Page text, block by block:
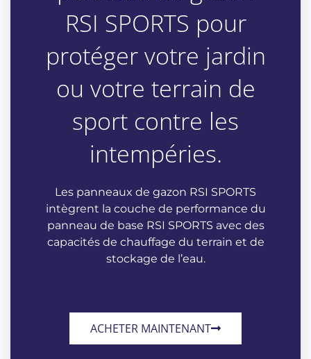
RSI SPORTS pour
protéger votre jardin
ou votre terrain de
sport contre les
intempéries.
Les panneaux de gazon RSI SPORTS
intègrent la couche de performance du
panneau de base RSI SPORTS avec des
capacités de chauffage du terrain et de
stockage de l’eau.
ACHETER MAINTENANT